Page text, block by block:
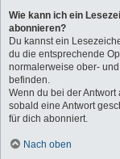
Wie kann ich ein
abonnieren?
Du kannst ein
du die entsprechende
normalerweise ober-
befinden.
Wenn du bei der
sobald eine Antwort
für dich abonniert.
Nach oben